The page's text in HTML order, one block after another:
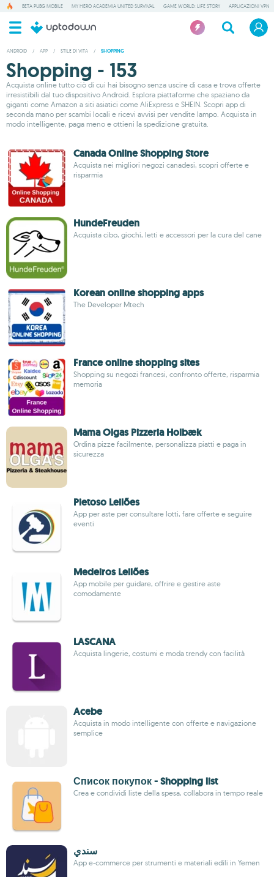
BETA PUBG MOBILE MY HERO ACADEMIA UNITED SURVIVAL GAME WORLD: LIFE STORY APPLICAZIONI VPN
ANDROID / APP / STILE DI VITA / SHOPPING
Shopping - 153
Acquista online tutto ciò di cui hai bisogno senza uscire di casa e trova offerte
irresistibili dal tuo dispositivo Android. Esplora piattaforme che spaziano da
giganti come Amazon a siti asiatici come AliExpress e SHEIN. Scopri app di
seconda mano per scambi locali e ricevi avvisi per vendite lampo. Acquista in
modo intelligente, paga meno e ottieni la spedizione gratuita.
Canada Online Shopping Store
Acquista nei migliori negozi canadesi, scopri offerte e
risparmia
HundeFreuden
Acquista cibo, giochi, letti e accessori per la cura del cane
Korean online shopping apps
The Developer Mtech
France online shopping sites
Shopping su negozi francesi, confronto offerte, risparmia
memoria
Mama Olgas Pizzeria Holbæk
Ordina pizze facilmente, personalizza piatti e paga in
sicurezza
Pietoso Leilões
App per aste per consultare lotti, fare offerte e seguire
eventi
Medeiros Leilões
App mobile per guidare, offrire e gestire aste
comodamente
LASCANA
Acquista lingerie, costumi e moda trendy con facilità
Acebe
Acquista in modo intelligente con offerte e navigazione
semplice
Список покупок - Shopping list
Crea e condividi liste della spesa, collabora in tempo reale
سندي
App e-commerce per strumenti e materiali edili in Yemen